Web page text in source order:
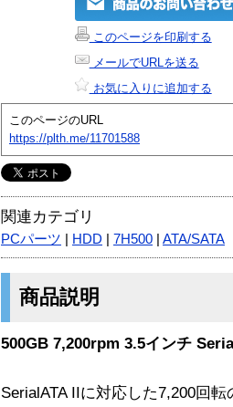
このページを印刷する
メールでURLを送る
お気に入りに追加する
このページのURL
https://plth.me/11701588
関連カテゴリ
PCパーツ HDD 7H500 ATA/SATA
商品説明
500GB 7,200rpm 3.5インチ
SerialATA IIに対応した7,200回